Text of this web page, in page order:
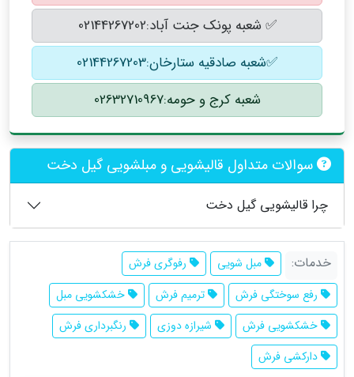
✅ شعبه پونک جنت آباد:02144267202
✅شعبه صادقیه ستارخان:02144267203
شعبه کرج و حومه:02632710967
سوالات متداول قالیشویی و مبلشویی گیل دخت
چرا قالیشویی گیل دخت
خدمات: مبل شویی
رفوگری فرش
رفع سوختگی فرش
ترمیم فرش
خشکشویی مبل
خشکشویی فرش
شیرازه دوزی
رنگبرداری فرش
دارکشی فرش